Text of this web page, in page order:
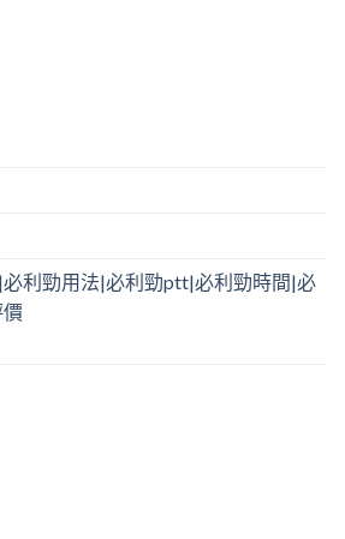
利勁用法|必利勁ptt|必利勁時間|必